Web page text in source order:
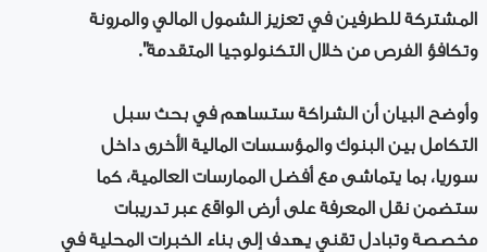
المشتركة للطرفين في تعزيز الشمول المالي والمرونة
وتكافؤ الفرص من خلال التكنولوجيا المتقدمة".
وأوضح البيان أن الشراكة ستساهم في بحث سبل
التكامل بين البنوك والمؤسسات المالية الأخرى داخل
سوريا، بما يتماشى مع أفضل الممارسات العالمية، كما
ستضمن نقل المعرفة على أرض الواقع عبر تدريبات
مخصصة وتبادل تقني يهدف إلى بناء الخبرات المحلية في